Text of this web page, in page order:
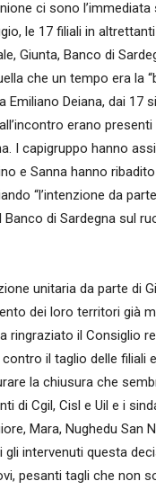
ci sono
le 17 filiali in
Giunta, Banco di
che un tempo era la
Emiliano Deiana, dai
erano
I capigruppo hanno
e Sanna hanno
“l’intenzione da
di Sardegna sul
unitaria da parte di
dei loro territori già
ringraziato il Consiglio
contro il taglio delle
la chiusura che
di Cgil, Cisl e Uil e i
Mara, Nughedu San
gli intervenuti questa
pesanti tagli che